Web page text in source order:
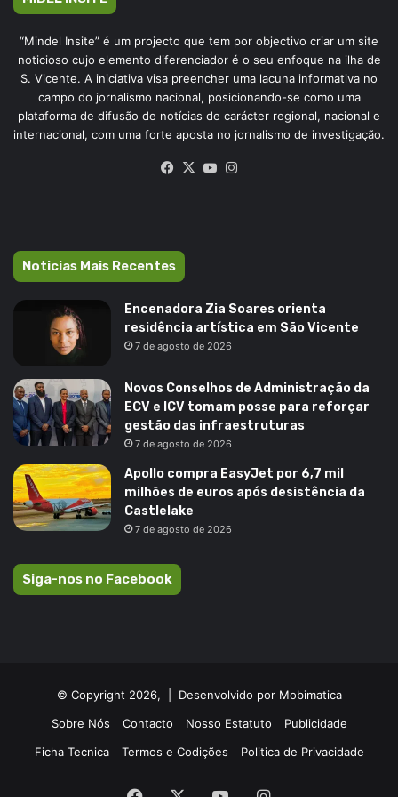
“Mindel Insite” é um projecto que tem por objectivo criar um site
noticioso cujo elemento diferenciador é o seu enfoque na ilha de
S. Vicente. A iniciativa visa preencher uma lacuna informativa no
campo do jornalismo nacional, posicionando-se como uma
plataforma de difusão de notícias de carácter regional, nacional e
internacional, com uma forte aposta no jornalismo de investigação.
Facebook
X YouTube
Noticias Mais Recentes
Encenadora Zia Soares orienta
residência artística em São Vicente
7 de agosto de 2026
Novos Conselhos de Administração da
ECV e ICV tomam posse para reforçar
gestão das infraestruturas
7 de agosto de 2026
Apollo compra EasyJet por 6,7 mil
milhões de euros após desistência da
Castlelake
7 de agosto de 2026
Siga-nos no Facebook
© Copyright 2026, | Desenvolvido por Mobimatica
Sobre Nós
Contacto Nosso Estatuto
Publicidade
Ficha Tecnica
Termos e Codições Politica de Privacidade